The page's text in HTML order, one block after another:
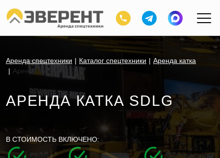
Аренда спецтехники Каталог спецтехники
Аренда катка
Аренда катка SDLG
АРЕНДА КАТКА SDLG
В СТОИМОСТЬ ВКЛЮЧЕНО:
Работа Полный бак Обслуживание